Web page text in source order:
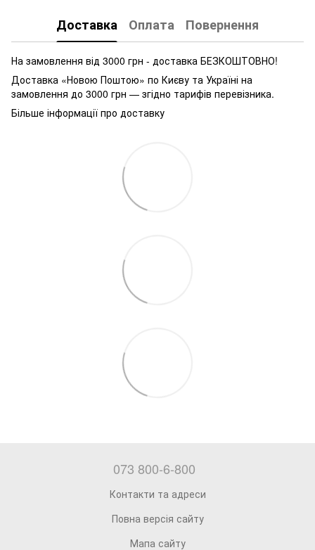
Доставка Оплата Повернення
На замовлення від 3000 грн - доставка БЕЗКОШТОВНО!
Доставка «Новою Поштою» по Києву та Україні на
замовлення до 3000 грн — згідно тарифів перевізника.
Більше інформації про доставку
073 800-6-800
Контакти та адреси
Повна версія сайту
Мапа сайту